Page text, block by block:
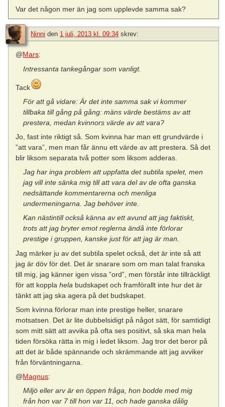
Var det någon mer än jag som upplevde samma sak?
Ninni den 1 juli, 2013 kl. 09:34 skrev:
@Mars:
Intressanta tankegångar som vanligt.
Tack
För att gå vidare: Är det inte samma sak vi kommer
tillbaka till gång på gång: mäns värde bestäms av att
prestera, medan kvinnors värde av att vara?
Jo, fast inte riktigt så. Som kvinna har man ett grundvärde i
”att vara”, men man får ännu ett värde av att prestera. Så det
blir liksom separata två potter som liksom adderas.
Jag har inga problem att uppfatta det subtila spelet, men
jag vill inte sänka mig till att vara del av de ofta ganska
nedsättande kommentarerna och menliga
undermeningarna. Jag behöver inte.
Kan nästintill också känna av ett avund att jag faktiskt,
trots att jag bryter emot reglerna ändå inte förlorar
prestige i gruppen, kanske just för att jag är man.
Jag märker ju av det subtila spelet också, det är inte så att
jag är döv för det. Det är snarare som om man talat franska
till mig, jag känner igen vissa ”ord”, men förstår inte tillräckligt
för att kopplahela budskapet och framförallt inte hur det är
tänkt att jag ska agera på det budskapet.
Som kvinna förlorar man inte prestige heller, snarare
motsatsen. Det är lite dubbelsidigt på något sätt, för samtidigt
som mitt sätt att avvika på ofta ses positivt, så ska man hela
tiden försöka rätta in mig i ledet liksom. Jag tror det beror på
att det är både spännande och skrämmande att jag avviker
från förväntningarna.
@Magnus:
Miljö eller arv är en öppen fråga, hon bodde med mig
från hon var 7 till hon var 11, och hade ganska dålig